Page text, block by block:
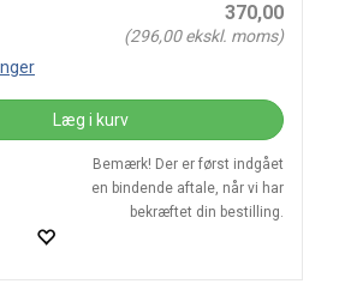
370,00
(296,00ekskl. moms)
Læg i kurv
Bemærk! Der er først indgået
en bindende aftale, når vi har
bekræftet din bestilling.